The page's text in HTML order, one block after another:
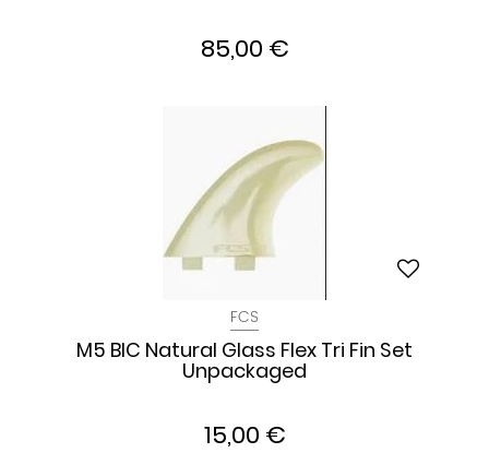
85,00 €
FCS
M5 BIC Natural Glass Flex Tri Fin Set
Unpackaged
15,00 €